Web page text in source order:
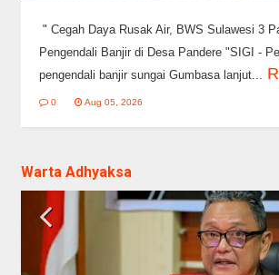
" Cegah Daya Rusak Air, BWS Sulawesi 3
Pengendali Banjir di Desa Pandere "SIGI -
pengendali banjir sungai Gumbasa lanjut...
0 Aug 05, 2026
Warta Adhyaksa